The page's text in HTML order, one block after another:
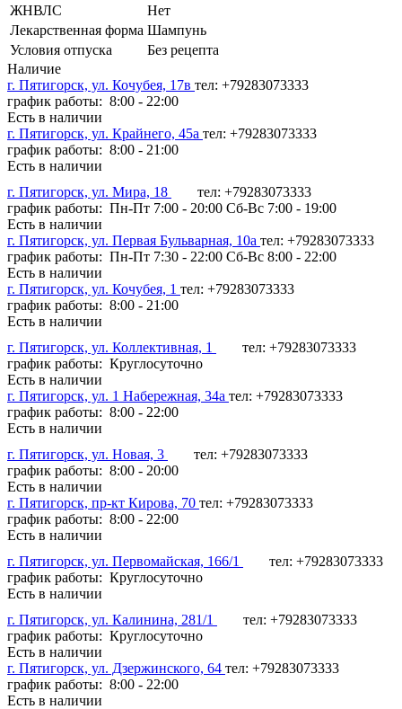
ЖНВЛС
Нет
Лекарственная форма Шампунь
Условия отпуска
Без рецепта
Наличие
г. Пятигорск, ул. Кочубея, 17в тел: +79283073333
график работы: 8:00 - 22:00
Есть в наличии
г. Пятигорск, ул. Крайнего, 45а тел: +79283073333
график работы: 8:00 - 21:00
Есть в наличии
г. Пятигорск, ул. Мира, 18
тел: +79283073333
график работы: Пн-Пт 7:00 - 20:00 Сб-Вс 7:00 - 19:00
Есть в наличии
г. Пятигорск, ул. Первая Бульварная, 10а тел: +79283073333
график работы: Пн-Пт 7:30 - 22:00 Сб-Вс 8:00 - 22:00
Есть в наличии
г. Пятигорск, ул. Кочубея, 1 тел: +79283073333
график работы: 8:00 - 21:00
Есть в наличии
г. Пятигорск, ул. Коллективная, 1
тел: +79283073333
график работы: Круглосуточно
Есть в наличии
г. Пятигорск, ул. 1 Набережная, 34а тел: +79283073333
график работы: 8:00 - 22:00
Есть в наличии
г. Пятигорск, ул. Новая, 3
тел: +79283073333
график работы: 8:00 - 20:00
Есть в наличии
г. Пятигорск, пр-кт Кирова, 70 тел: +79283073333
график работы: 8:00 - 22:00
Есть в наличии
г. Пятигорск, ул. Первомайская, 166/1
тел: +79283073333
график работы: Круглосуточно
Есть в наличии
г. Пятигорск, ул. Калинина, 281/1
тел: +79283073333
график работы: Круглосуточно
Есть в наличии
г. Пятигорск, ул. Дзержинского, 64 тел: +79283073333
график работы: 8:00 - 22:00
Есть в наличии